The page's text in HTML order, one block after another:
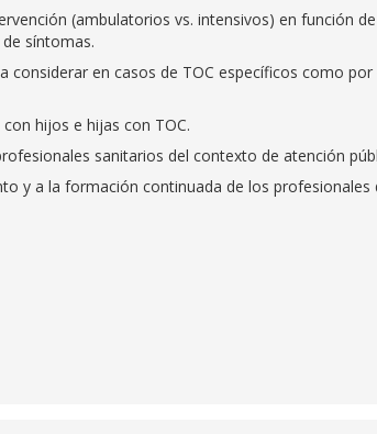
(ambulatorios vs. intensivos) en función
síntomas.
considerar en casos de TOC específicos como
hijos e hijas con TOC.
sanitarios del contexto de atención
y a la formación continuada de los profesionales